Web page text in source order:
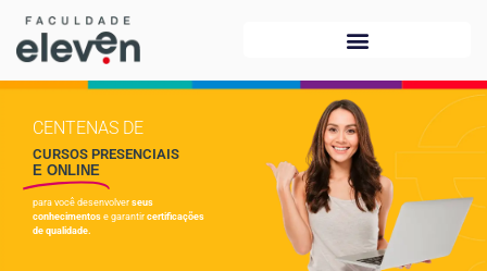
CENTENAS DE
CURSOS PRESENCIAIS
E ONLINE
para você desenvolver seus
conhecimentos e garantir certificações
de qualidade.